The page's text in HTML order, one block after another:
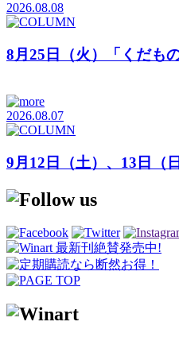
2026.08.08
8月25日（火）「くだも
2026.08.07
9月12日（土）、13日（